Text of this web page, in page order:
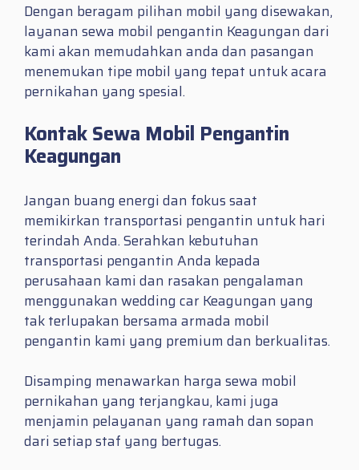
Dengan beragam pilihan mobil yang disewakan,
layanan sewa mobil pengantin Keagungan dari
kami akan memudahkan anda dan pasangan
menemukan tipe mobil yang tepat untuk acara
pernikahan yang spesial.
Kontak Sewa Mobil Pengantin
Keagungan
Jangan buang energi dan fokus saat
memikirkan transportasi pengantin untuk hari
terindah Anda. Serahkan kebutuhan
transportasi pengantin Anda kepada
perusahaan kami dan rasakan pengalaman
menggunakan wedding car Keagungan yang
tak terlupakan bersama armada mobil
pengantin kami yang premium dan berkualitas.
Disamping menawarkan harga sewa mobil
pernikahan yang terjangkau, kami juga
menjamin pelayanan yang ramah dan sopan
dari setiap staf yang bertugas.